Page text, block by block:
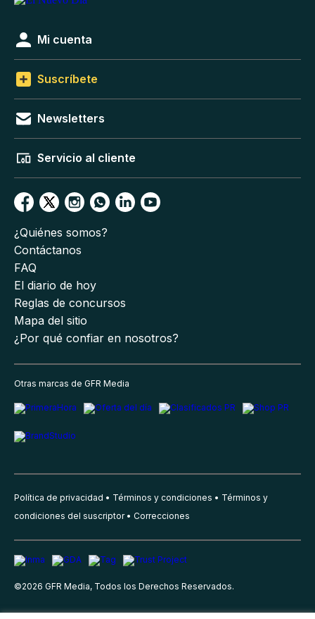
Mi cuenta
Suscríbete
Newsletters
Servicio al cliente
¿Quiénes somos?
Contáctanos
FAQ
El diario de hoy
Reglas de concursos
Mapa del sitio
¿Por qué confiar en nosotros?
Otras marcas de GFR Media
Política de privacidad Términos y condiciones
Términos y
condiciones del suscriptor
Correcciones
©2026 GFR Media, Todos los Derechos Reservados.